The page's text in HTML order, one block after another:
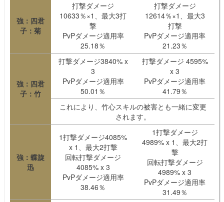
強：四君
子：菊
打撃ダメージ
10633％×1、最大3打
撃
PvPダメージ適用率
25.18％
打撃ダメージ
12614％×1、最大3
打撃
PvPダメージ適用率
21.23％
強：四君
子：竹
打撃ダメージ3840% x
3
PvPダメージ適用率
50.01％
打撃ダメージ 4595%
x 3
PvPダメージ適用率
41.79％
これにより、竹心スキルの被害とも一緒に変更
されます。
強：蝶旋
迅
1打撃ダメージ4085%
x 1、最大2打撃
回転打撃ダメージ
4085% x 3
PvPダメージ適用率
38.46％
1打撃ダメージ
4989% x 1、最大2打
撃
回転打撃ダメージ
4989% x 3
PvPダメージ適用率
31.49％